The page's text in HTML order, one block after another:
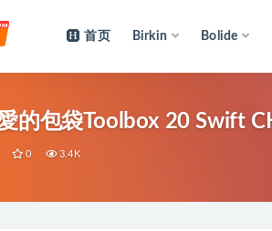
首页 Birkin Bolide
的包袋Toolbox 20 Swift
0 3.4K